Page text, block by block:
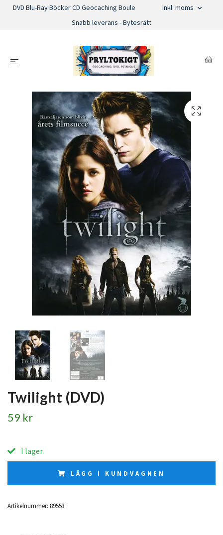
DVD Blu-Ray Böcker CD Geocaching Boule
Inkl. moms
Snabb leverans - Bytesrätt
Twilight (DVD)
59 kr
I lager.
LÄGG I KUNDVAGNEN
Artikelnummer: 89553